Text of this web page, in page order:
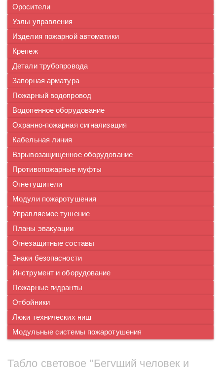
Оросители
Узлы управления
Изделия пожарной автоматики
Крепеж
Детали трубопровода
Запорная арматура
Пожарный водопровод
Водопенное оборудование
Охранно-пожарная сигнализация
Кабельная линия
Взрывозащищенное оборудование
Противопожарные муфты
Огнетушители
Модули пожаротушения
Управляемое тушение
Планы эвакуации
Огнезащитные составы
Знаки безопасности
Инструмент и оборудование
Пожарные гидранты
Отбойники
Люки технических ниш
Модульные системы пожаротушения
Табло световое "Бегущий человек и